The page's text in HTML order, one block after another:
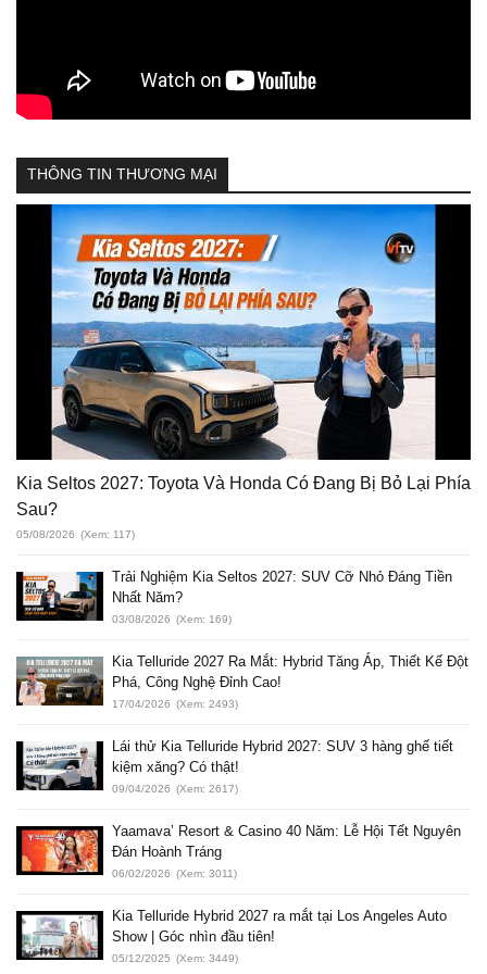
THÔNG TIN THƯƠNG MẠI
Kia Seltos 2027: Toyota Và Honda Có Đang Bị Bỏ Lại Phía
Sau?
05/08/2026 (Xem: 117)
Trải Nghiệm Kia Seltos 2027: SUV Cỡ Nhỏ Đáng Tiền
Nhất Năm?
03/08/2026 (Xem: 169)
Kia Telluride 2027 Ra Mắt: Hybrid Tăng Áp, Thiết Kế Đột
Phá, Công Nghệ Đỉnh Cao!
17/04/2026 (Xem: 2493)
Lái thử Kia Telluride Hybrid 2027: SUV 3 hàng ghế tiết
kiệm xăng? Có thật!
09/04/2026 (Xem: 2617)
Yaamava’ Resort & Casino 40 Năm: Lễ Hội Tết Nguyên
Đán Hoành Tráng
06/02/2026 (Xem: 3011)
Kia Telluride Hybrid 2027 ra mắt tại Los Angeles Auto
Show | Góc nhìn đầu tiên!
05/12/2025 (Xem: 3449)